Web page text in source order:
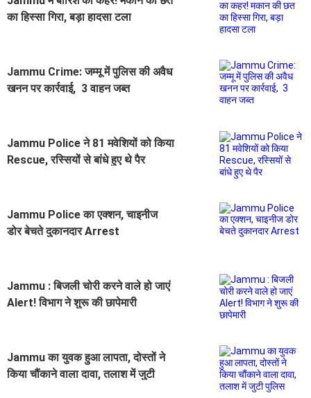
का हिस्सा गिरा, बड़ा हादसा टला
Jammu Crime: जम्मू में पुलिस की अवैध
खनन पर कार्रवाई, 3 वाहन जब्त
Jammu Police ने 81 मवेशियों को किया
Rescue, रस्सियों से बांधे हुए थे पैर
Jammu Police का एक्शन, चाइनीज
डोर बेचते दुकानदार Arrest
Jammu : बिजली चोरी करने वाले हो जाएं
Alert! विभाग ने शुरू की छापेमारी
Jammu का युवक हुआ लापता, दोस्तों ने
किया चौंकाने वाला दावा, तलाश में जुटी